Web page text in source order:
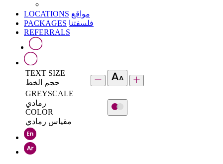
LOCATIONS مواقع
PACKAGES فلسفتنا
REFERRALS
TEXT SIZE
حجم الخط
GREYSCALE
رمادي
COLOR
مقياس رمادي